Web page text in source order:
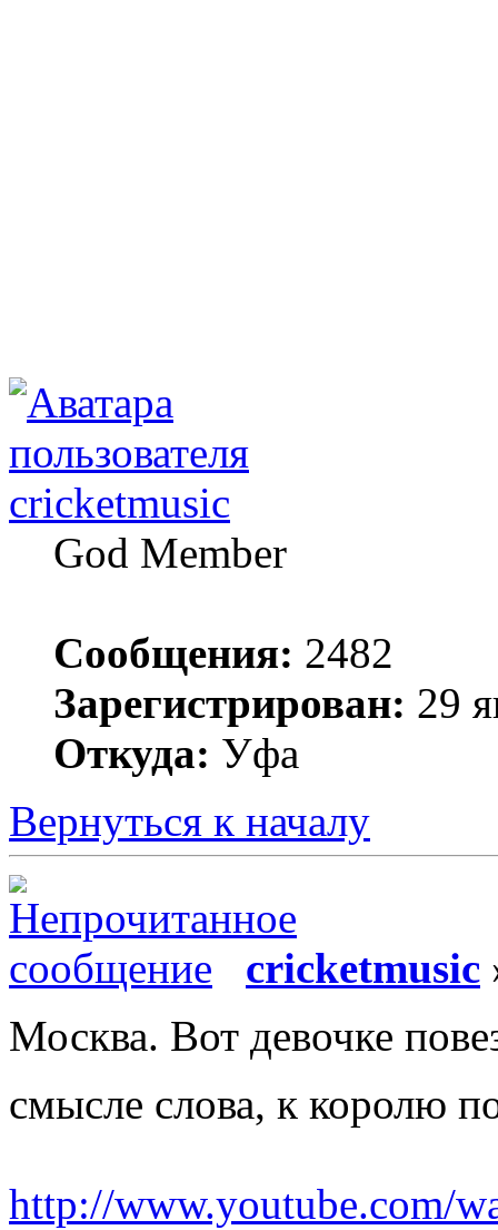
cricketmusic
God Member
Сообщения: 2482
Зарегистрирован: 29
Откуда: Уфа
Вернуться к началу
cricketmusic
Москва. Вот девочке
смысле слова, к королю
http://www.youtube.com/